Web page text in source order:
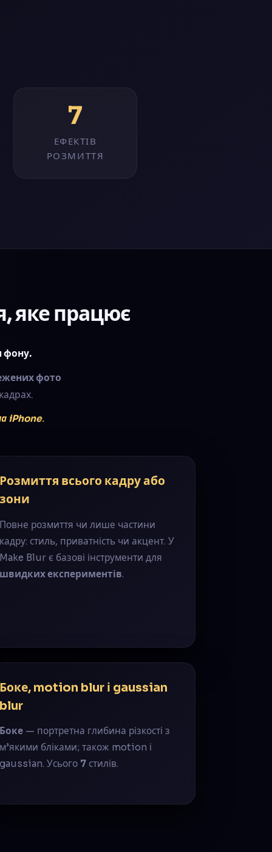
7
ЕФЕКТІВ
РОЗМИТТЯ
яке працює
фону.
фото
iPhone.
Розмиття всього кадру або
зони
Повне розмиття чи лише частини
кадру: стиль, приватність чи акцент. У
Make Blur є базові інструменти для
швидких експериментів.
Боке, motion blur і gaussian
blur
Боке — портретна глибина різкості з
м’якими бліками; також motion і
gaussian. Усього 7 стилів.